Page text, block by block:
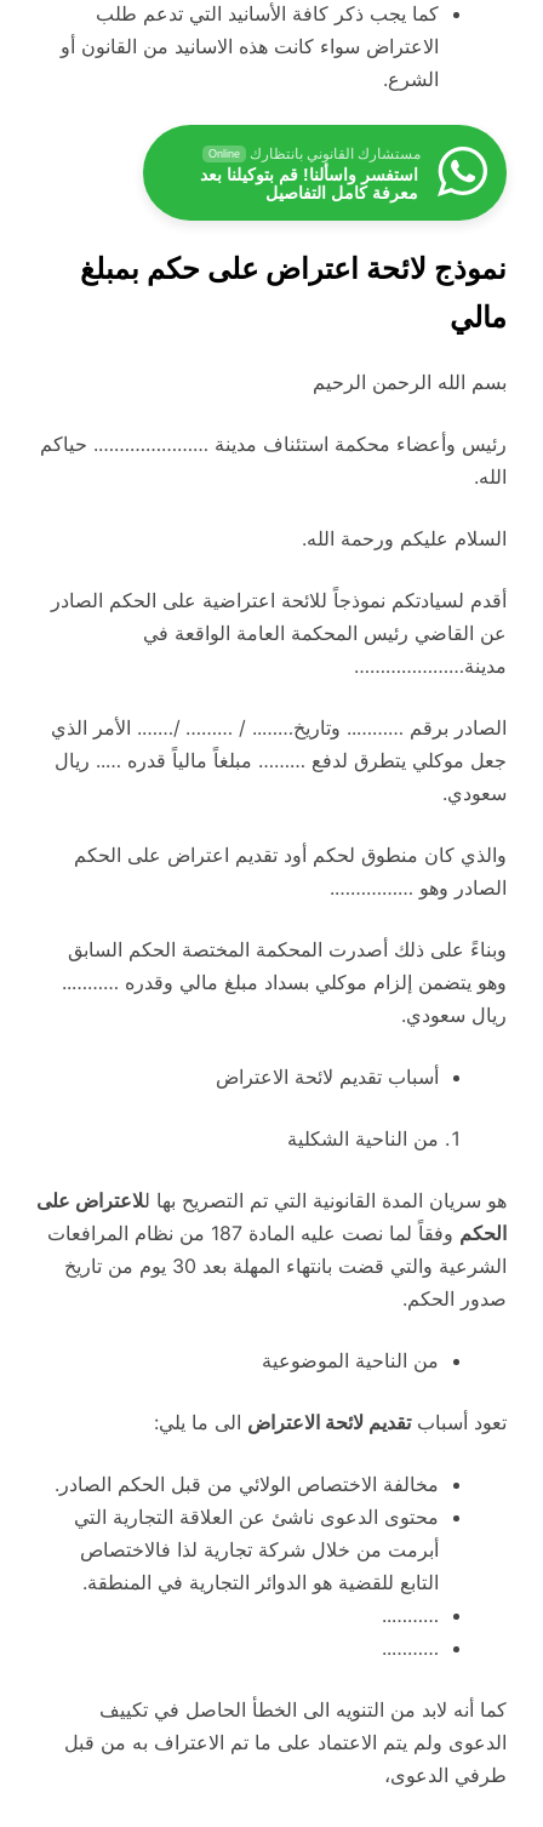
كما يجب ذكر كافة الأسانيد التي تدعم طلب
الاعتراض سواء كانت هذه الاسانيد من القانون أو
الشرع.
مستشارك القانوني بانتظارك Online
استفسر واسألنا! قم بتوكيلنا بعد
معرفة كامل التفاصيل
نموذج لائحة اعتراض على حكم بمبلغ
مالي
بسم الله الرحمن الرحيم
رئيس وأعضاء محكمة استئناف مدينة …………………. حياكم
الله.
السلام عليكم ورحمة الله.
أقدم لسيادتكم نموذجاً للائحة اعتراضية على الحكم الصادر
عن القاضي رئيس المحكمة العامة الواقعة في
مدينة…………………
الصادر برقم ……….. وتاريخ…….. / ……… /……. الأمر الذي
جعل موكلي يتطرق لدفع ……… مبلغاً مالياً قدره ….. ريال
سعودي.
والذي كان منطوق لحكم أود تقديم اعتراض على الحكم
الصادر وهو …………….
وبناءً على ذلك أصدرت المحكمة المختصة الحكم السابق
وهو يتضمن إلزام موكلي بسداد مبلغ مالي وقدره ………..
ريال سعودي.
أسباب تقديم لائحة الاعتراض
من الناحية الشكلية
هو سريان المدة القانونية التي تم التصريح بها للاعتراض على
الحكم
وفقاً لما نصت عليه المادة 187 من نظام المرافعات
الشرعية والتي قضت بانتهاء المهلة بعد 30 يوم من تاريخ
صدور الحكم.
من الناحية الموضوعية
تعود أسبابتقديم لائحة الاعتراض الى ما يلي:
مخالفة الاختصاص الولائي من قبل الحكم الصادر.
محتوى الدعوى ناشئ عن العلاقة التجارية التي
أبرمت من خلال شركة تجارية لذا فالاختصاص
التابع للقضية هو الدوائر التجارية في المنطقة.
………..
………..
كما أنه لابد من التنويه الى الخطأ الحاصل في تكييف
الدعوى ولم يتم الاعتماد على ما تم الاعتراف به من قبل
طرفي الدعوى،